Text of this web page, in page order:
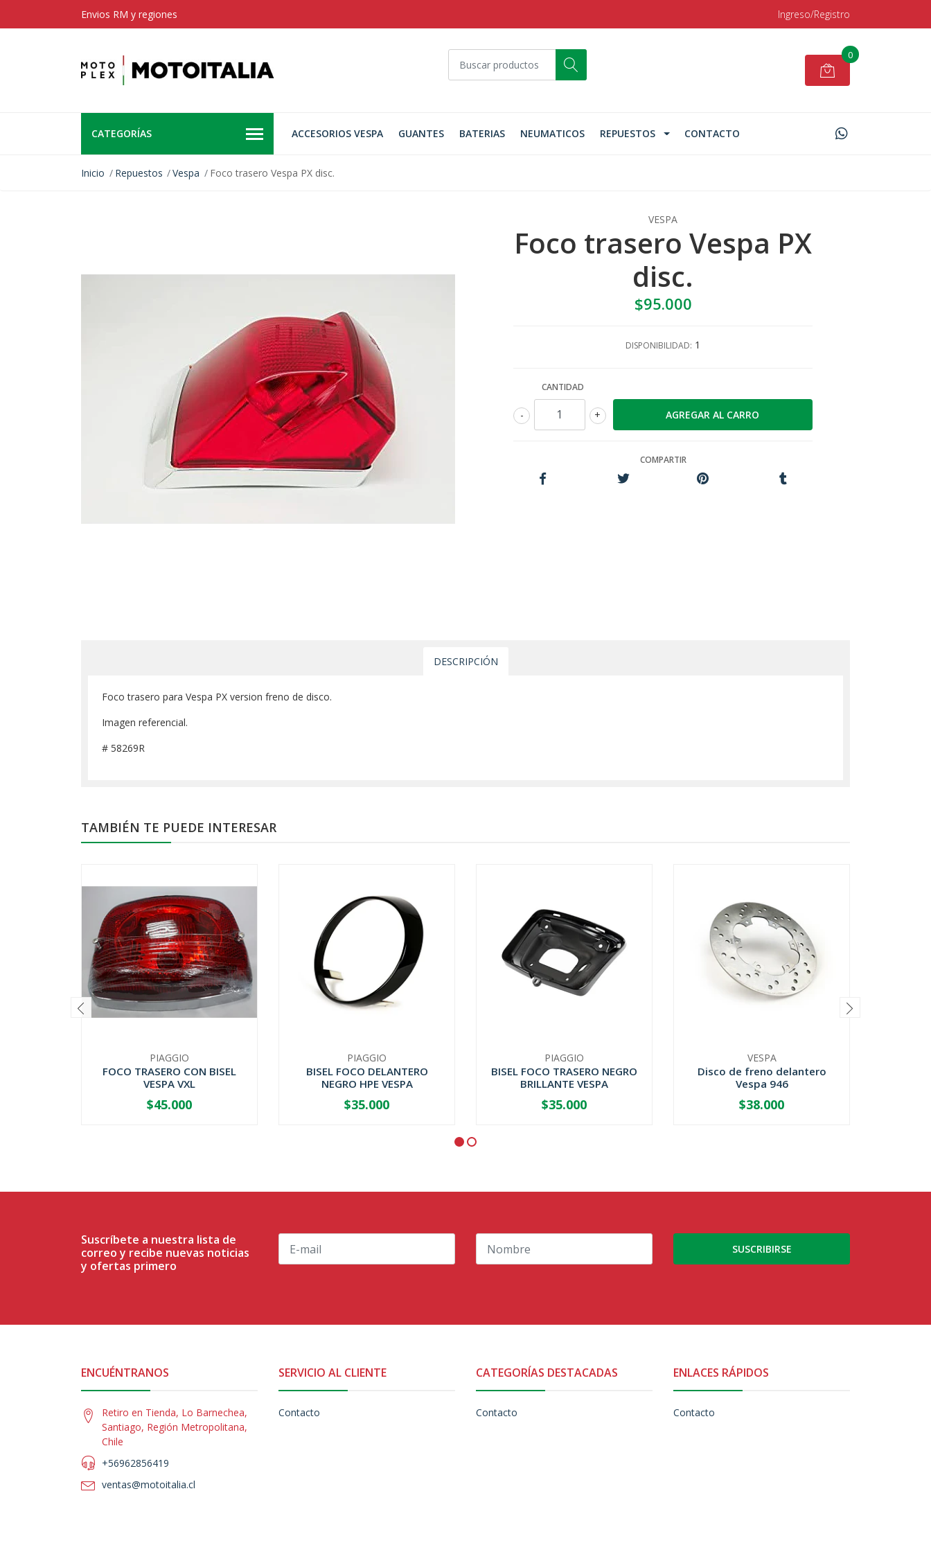
Envios RM y regiones Ingreso/Registro
0
CATEGORÍAS ACCESORIOS VESPA GUANTES BATERIAS NEUMATICOS REPUESTOS CONTACTO
Inicio Repuestos Vespa Foco trasero Vespa PX disc.
VESPA
Foco trasero Vespa PX
disc.
$95.000
DISPONIBILIDAD: 1
CANTIDAD
+
-
COMPARTIR
DESCRIPCIÓN
Foco trasero para Vespa PX version freno de disco.
Imagen referencial.
# 58269R
TAMBIÉN TE PUEDE INTERESAR
PIAGGIO
FOCO TRASERO CON BISEL
VESPA VXL
+
$45.000
PIAGGIO
BISEL FOCO DELANTERO
NEGRO HPE VESPA
+
$35.000
PIAGGIO
BISEL FOCO TRASERO NEGRO
BRILLANTE VESPA
+
$35.000
VESPA
Disco de freno delantero
Vespa 946
+
$38.000
Suscríbete a nuestra lista de
correo y recibe nuevas noticias
y ofertas primero
SUSCRIBIRSE
ENCUÉNTRANOS
Retiro en Tienda, Lo Barnechea,
Santiago, Región Metropolitana,
Chile
+56962856419
ventas@motoitalia.cl
SERVICIO AL CLIENTE
Contacto
CATEGORÍAS DESTACADAS
Contacto
ENLACES RÁPIDOS
Contacto